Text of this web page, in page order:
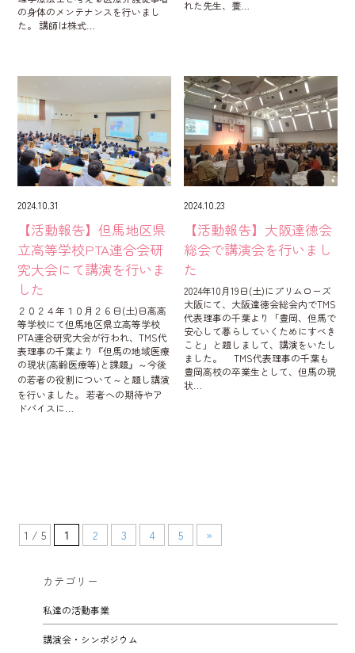
の身体のメンテナンスを行いまし
た。 講師は株式…
れた先生、養…
2024.10.31
【活動報告】但馬地区県
立高等学校PTA連合会研
究大会にて講演を行いま
した
２０２４年１０月２６日(土)日高高
等学校にて但馬地区県立高等学校
PTA連合研究大会が行われ、TMS代
表理事の千葉より『但馬の地域医療
の現状(高齢医療等)と課題』～今後
の若者の役割について～と題し講演
を行いました。 若者への期待やア
ドバイスに…
2024.10.23
【活動報告】大阪達徳会
総会で講演会を行いまし
た
2024年10月19日(土)にプリムローズ
大阪にて、大阪達徳会総会内でTMS
代表理事の千葉より「豊岡、但馬で
安心して暮らしていくためにすべき
こと」と題しまして、講演をいたし
ました。 TMS代表理事の千葉も
豊岡高校の卒業生として、但馬の現
状…
1 / 5 1 2 3 4 5 »
カテゴリー
私達の活動事業
講演会・シンポジウム